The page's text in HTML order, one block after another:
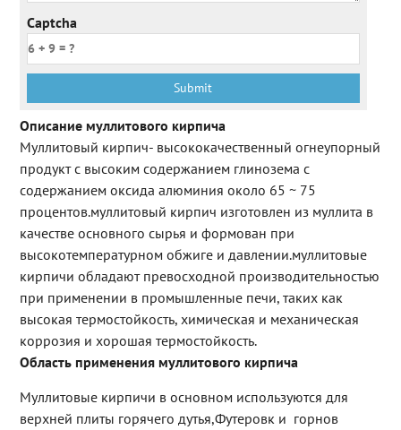
Captcha
Описание муллитового кирпича
Муллитовый кирпич- высококачественный огнеупорный
продукт с высоким содержанием глинозема с
содержанием оксида алюминия около 65 ~ 75
процентов.муллитовый кирпич изготовлен из муллита в
качестве основного сырья и формован при
высокотемпературном обжиге и давлении.муллитовые
кирпичи обладают превосходной производительностью
при применении в промышленные печи, таких как
высокая термостойкость, химическая и механическая
коррозия и хорошая термостойкость.
Область применения муллитового кирпича
Муллитовые кирпичи в основном используются для
верхней плиты горячего дутья,Футеровк и горнов